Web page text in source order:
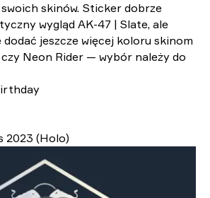
skinów. Sticker dobrze
wygląd AK-47 | Slate, ale
jeszcze więcej koloru skinom
Neon Rider — wybór należy do
2023 (Holo)